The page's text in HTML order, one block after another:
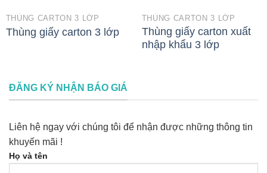
THÙNG CARTON 3 LỚP
Thùng giấy carton 3 lớp
THÙNG CARTON 3 LỚP
Thùng giấy carton xuất
nhập khẩu 3 lớp
ĐĂNG KÝ NHẬN BÁO GIÁ
Liên hệ ngay với chúng tôi để nhận được những thông tin
khuyến mãi !
Họ và tên